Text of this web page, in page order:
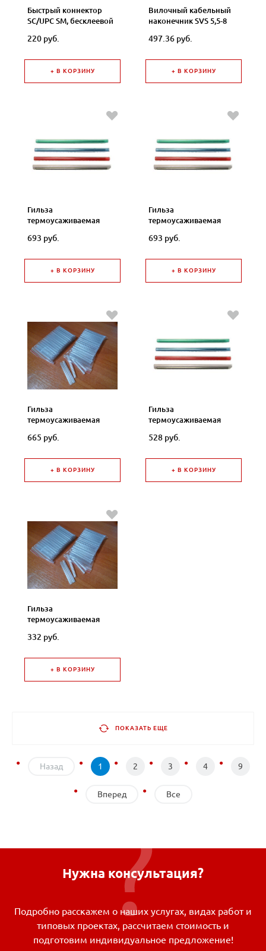
Быстрый коннектор
SC/UPC SM, бесклеевой
220 руб.
+ В КОРЗИНУ
Вилочный кабельный
наконечник SVS 5,5-8
изолированный,
497.36 руб.
+ В КОРЗИНУ
Гильза
термоусаживаемая
100шт FOSP-61M
693 руб.
+ В КОРЗИНУ
Гильза
термоусаживаемая
100шт FOSP-61M
693 руб.
+ В КОРЗИНУ
Гильза
термоусаживаемая
мм 100шт FOSP-40M
665 руб.
+ В КОРЗИНУ
Гильза
термоусаживаемая
мм 100шт FOSP-61M
528 руб.
+ В КОРЗИНУ
Гильза
термоусаживаемая
мм 100шт, "J"
332 руб.
+ В КОРЗИНУ
ПОКАЗАТЬ ЕЩЕ
Назад 1 2 3 4 9
Вперед Все
Нужна консультация?
Подробно расскажем о наших услугах, видах работ и
типовых проектах, рассчитаем стоимость и
подготовим индивидуальное предложение!